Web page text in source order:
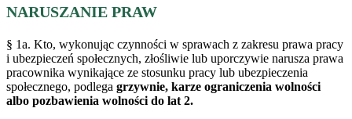
NARUSZANIE PRAW
§ 1a. Kto, wykonując czynności w sprawach z zakresu prawa pracy
i ubezpieczeń społecznych, złośliwie lub uporczywie narusza prawa
pracownika wynikające ze stosunku pracy lub ubezpieczenia
społecznego, podlega grzywnie, karze ograniczenia wolności
albo pozbawienia wolności do lat 2.